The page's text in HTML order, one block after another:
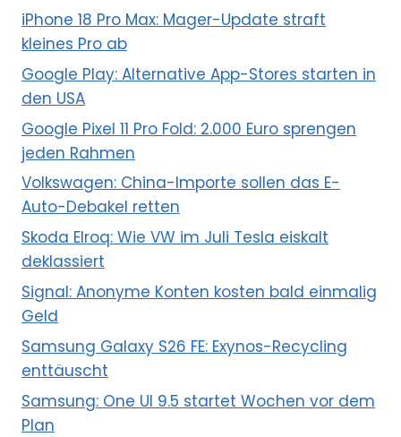
iPhone 18 Pro Max: Mager-Update straft
kleines Pro ab
Google Play: Alternative App-Stores starten in
den USA
Google Pixel 11 Pro Fold: 2.000 Euro sprengen
jeden Rahmen
Volkswagen: China-Importe sollen das E-
Auto-Debakel retten
Skoda Elroq: Wie VW im Juli Tesla eiskalt
deklassiert
Signal: Anonyme Konten kosten bald einmalig
Geld
Samsung Galaxy S26 FE: Exynos-Recycling
enttäuscht
Samsung: One UI 9.5 startet Wochen vor dem
Plan